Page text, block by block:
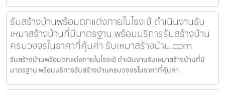
รับสร้างบ้านพร้อมตกแต่งภายในโรงเข้ ดำเนินงานรับ
เหมาสร้างบ้านที่มีมาตรฐาน พร้อมบริการรับสร้างบ้าน
ครบวงจรในราคาที่คุ้มค่า รับเหมาสร้างบ้าน.com
รับสร้างบ้านพร้อมตกแต่งภายในโรงเข้ ดำเนินงานรับเหมาสร้างบ้านที่มี
มาตรฐาน พร้อมบริการรับสร้างบ้านครบวงจรในราคาที่คุ้มค่า